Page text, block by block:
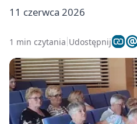
11 czerwca 2026
1 min czytania Udostępnij